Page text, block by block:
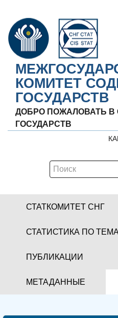
КОМИТЕТ
ГОСУДАРСТВ
ДОБРО ПОЖАЛОВАТЬ В
ГОСУДАРСТВ
СТАТКОМИТЕТ СНГ
СТАТИСТИКА ПО
ПУБЛИКАЦИИ
МЕТАДАННЫЕ